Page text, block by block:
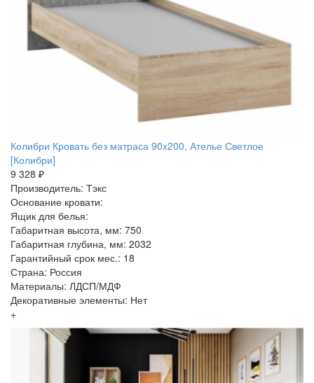
Колибри Кровать без матраса 90х200, Ателье Светлое
[Колибри]
9 328 ₽
Производитель: Тэкс
Основание кровати:
Ящик для белья:
Габаритная высота, мм: 750
Габаритная глубина, мм: 2032
Гарантийный срок мес.: 18
Страна: Россия
Материалы: ЛДСП/МДФ
Декоративные элементы: Нет
+